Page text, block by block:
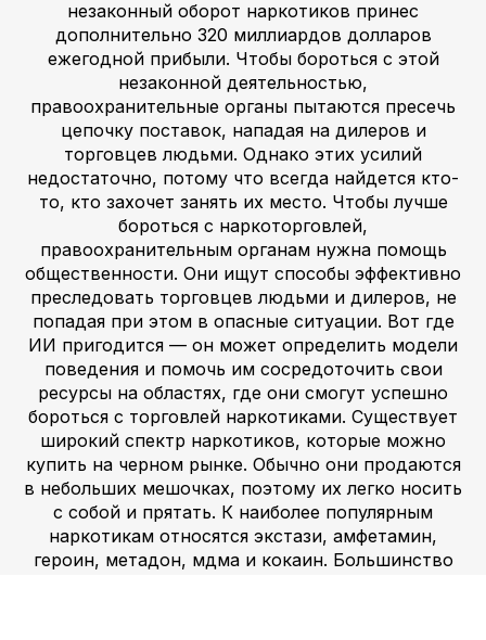
незаконный оборот наркотиков принес
дополнительно 320 миллиардов долларов
ежегодной прибыли. Чтобы бороться с этой
незаконной деятельностью,
правоохранительные органы пытаются пресечь
цепочку поставок, нападая на дилеров и
торговцев людьми. Однако этих усилий
недостаточно, потому что всегда найдется кто-
то, кто захочет занять их место. Чтобы лучше
бороться с наркоторговлей,
правоохранительным органам нужна помощь
общественности. Они ищут способы эффективно
преследовать торговцев людьми и дилеров, не
попадая при этом в опасные ситуации. Вот где
ИИ пригодится — он может определить модели
поведения и помочь им сосредоточить свои
ресурсы на областях, где они смогут успешно
бороться с торговлей наркотиками. Существует
широкий спектр наркотиков, которые можно
купить на черном рынке. Обычно они продаются
в небольших мешочках, поэтому их легко носить
с собой и прятать. К наиболее популярным
наркотикам относятся экстази, амфетамин,
героин, метадон, мдма и кокаин. Большинство